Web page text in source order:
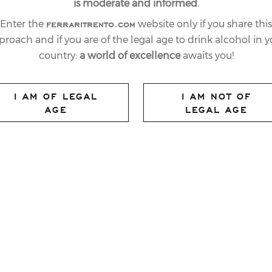
is moderate and informed .
Enter the ferraritrento.com website only if you share this
and if you are of the legal age to drink alcohol in
country: a world of excellenceawaits you!
I AM OF LEGAL
AGE
I AM NOT OF
LEGAL AGE